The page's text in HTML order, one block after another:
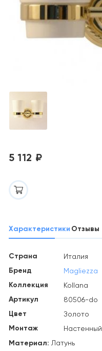
5 112 ₽
Характеристики Отзывы
Страна Италия
Бренд Magliezza
Коллекция Kollana
Артикул 80506-do
Цвет Золото
Монтаж Настенный
Материал: Латунь